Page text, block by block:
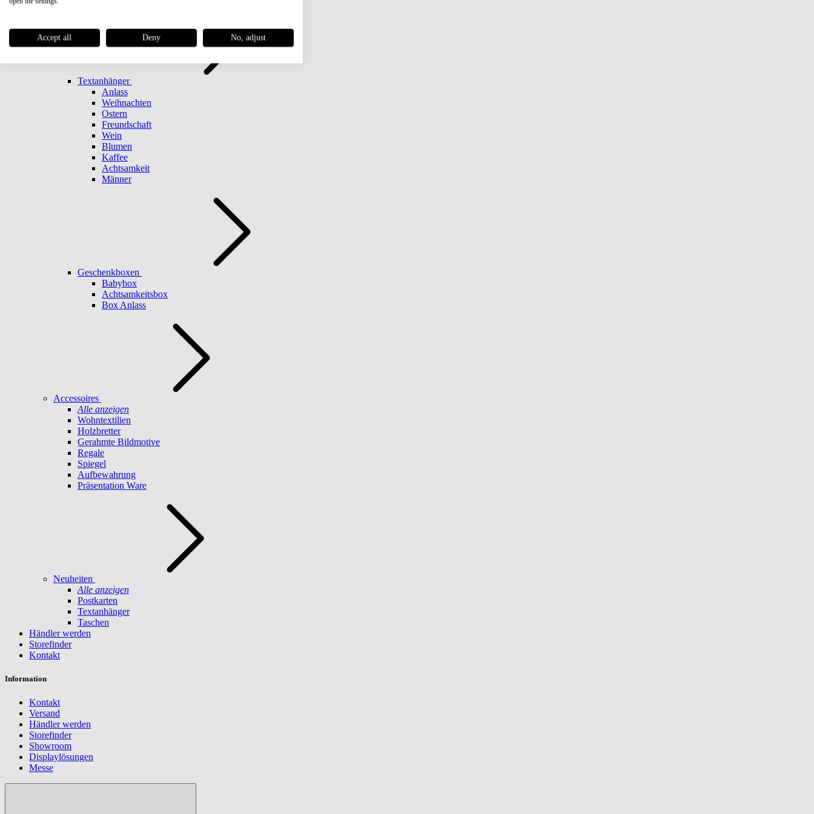
Textanhänger
Anlass
Weihnachten
Ostern
Freundschaft
Wein
Blumen
Kaffee
Achtsamkeit
Männer
Geschenkboxen
Babybox
Achtsamkeitsbox
Box Anlass
Accessoires
Alle anzeigen
Wohntextilien
Holzbretter
Gerahmte Bildmotive
Regale
Spiegel
Aufbewahrung
Präsentation Ware
Neuheiten
Alle anzeigen
Postkarten
Textanhänger
Taschen
Händler werden
Storefinder
Kontakt
Information
Kontakt
Versand
Händler werden
Storefinder
Showroom
Displaylösungen
Messe
Accept all Deny No, adjust